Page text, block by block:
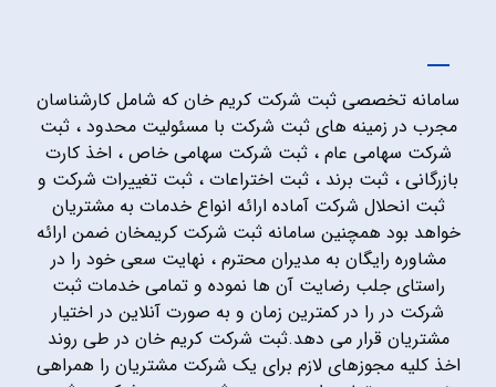
سامانه تخصصی ثبت شرکت کریم خان که شامل کارشناسان
مجرب در زمینه های ثبت شرکت با مسئولیت محدود ، ثبت
شرکت سهامی عام ، ثبت شرکت سهامی خاص ، اخذ کارت
بازرگانی ، ثبت برند ، ثبت اختراعات ، ثبت تغییرات شرکت و
ثبت انحلال شرکت آماده ارائه انواع خدمات به مشتریان
خواهد بود همچنین سامانه ثبت شرکت کریمخان ضمن ارائه
مشاوره رایگان به مدیران محترم ، نهایت سعی خود را در
راستای جلب رضایت آن ها نموده و تمامی خدمات ثبت
شرکت در را در کمترین زمان و به صورت آنلاین در اختیار
مشتریان قرار می دهد.ثبت شرکت کریم خان در طی روند
اخذ کلیه مجوزهای لازم برای یک شرکت مشتریان را همراهی